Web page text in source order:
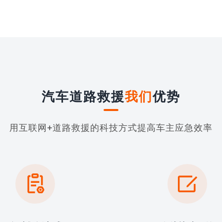
汽车道路救援我们优势
用互联网+道路救援的科技方式提高车主应急效率
 